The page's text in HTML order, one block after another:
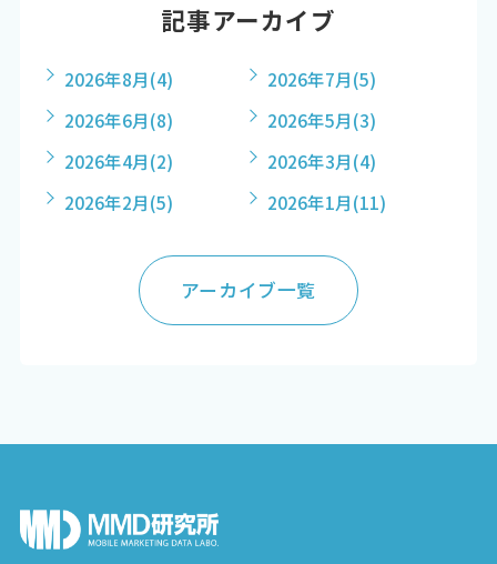
記事アーカイブ
2026年8月(4) 2026年7月(5)
2026年6月(8) 2026年5月(3)
2026年4月(2) 2026年3月(4)
2026年2月(5) 2026年1月(11)
アーカイブ一覧